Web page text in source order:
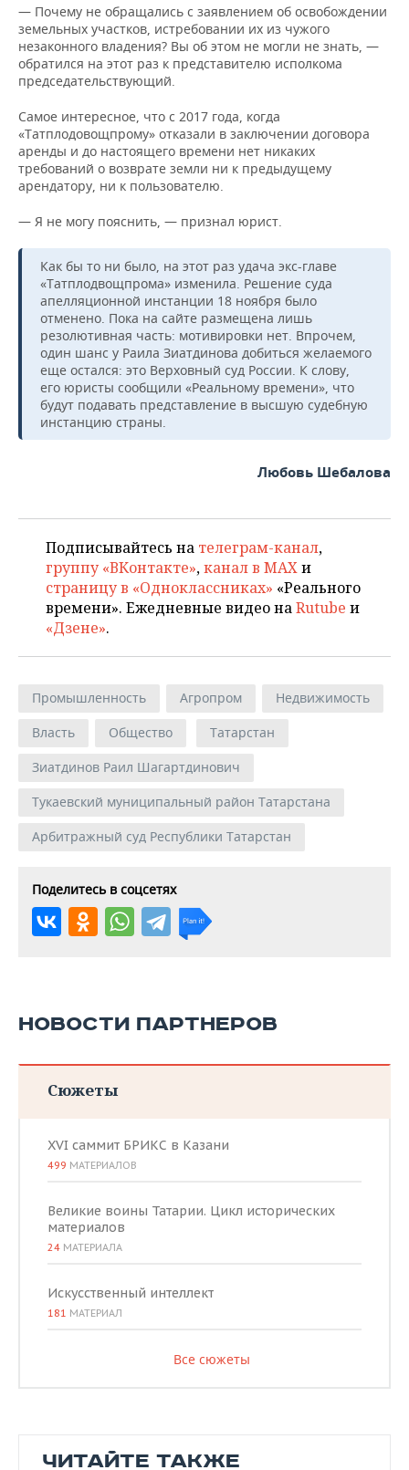
— Почему не обращались с заявлением об освобождении
земельных участков, истребовании их из чужого
незаконного владения? Вы об этом не могли не знать, —
обратился на этот раз к представителю исполкома
председательствующий.
Самое интересное, что с 2017 года, когда
«Татплодовощпрому» отказали в заключении договора
аренды и до настоящего времени нет никаких
требований о возврате земли ни к предыдущему
арендатору, ни к пользователю.
— Я не могу пояснить, — признал юрист.
Как бы то ни было, на этот раз удача экс-главе
«Татплодвощпрома» изменила. Решение суда
апелляционной инстанции 18 ноября было
отменено. Пока на сайте размещена лишь
резолютивная часть: мотивировки нет. Впрочем,
один шанс у Раила Зиатдинова добиться желаемого
еще остался: это Верховный суд России. К слову,
его юристы сообщили «Реальному времени», что
будут подавать представление в высшую судебную
инстанцию страны.
Любовь Шебалова
Подписывайтесь на телеграм-канал,
группу «ВКонтакте»,канал в MAXи
страницу в «Одноклассниках» «Реального
времени». Ежедневные видео наRutube и
«Дзене».
Промышленность Агропром
Недвижимость
Власть
Общество
Татарстан
Зиатдинов Раил Шагартдинович
Тукаевский муниципальный район Татарстана
Арбитражный суд Республики Татарстан
Поделитесь в соцсетях
НОВОСТИ ПАРТНЕРОВ
Сюжеты
XVI саммит БРИКС в Казани
499 МАТЕРИАЛОВ
Великие воины Татарии. Цикл исторических
материалов
24 МАТЕРИАЛА
Искусственный интеллект
181 МАТЕРИАЛ
Все сюжеты
ЧИТАЙТЕ ТАКЖЕ